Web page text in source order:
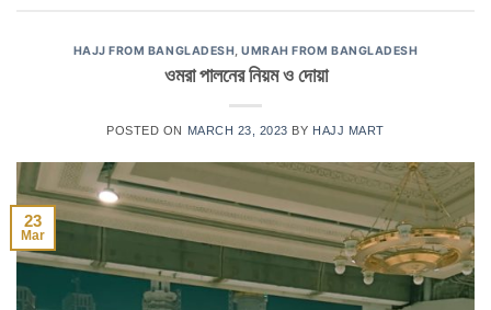
HAJJ FROM BANGLADESH,UMRAH FROM BANGLADESH
ওমরা পালনের নিয়ম ও দোয়া
POSTED ON MARCH 23, 2023 BY HAJJ MART
23
Mar